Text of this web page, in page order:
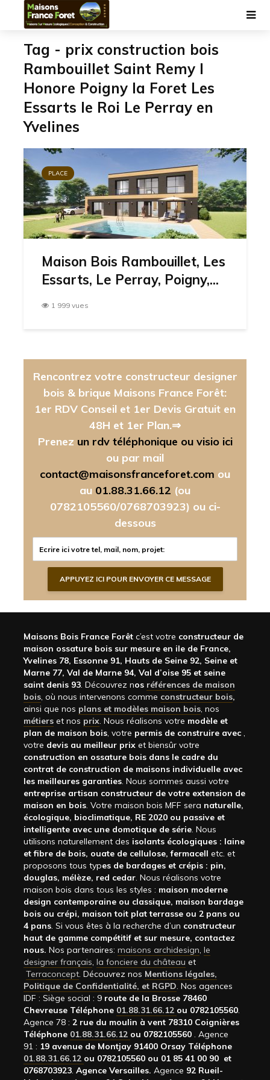
Tag - prix construction bois
Rambouillet Saint Remy l
Honore Poigny la Foret Les
Essarts le Roi Le Perray en
Yvelines
PLACE
Maison Bois Rambouillet, Les
Essarts, Le Perray, Poigny,...
1 999 vues
Rencontrez votre constructeur designer
bois & brique Maisons France Forêt:
1er RDV Conseil et 1er Devis Gratuit en
48H et 1er Plan.⇒
Prenez un rdv téléphonique ou visio ici
ou par mail
contact@maisonsfranceforet.com ou
au 01.88.31.66.12 (ou
0782105560/0768703923) ou ci-
dessous
Maisons Bois France Forêt c’est votre constructeur de
maison ossature bois sur mesure en ile de France,
Yvelines 78, Essonne 91, Hauts de Seine 92, Seine et
Marne 77, Val de Marne 94, Val d’oise 95 et seine
saint denis 93. Découvrez nos références de maison
bois, où nous intervenons comme constructeur bois,
ainsi que nos plans et modèles maison bois, nos
métiers et nos prix. Nous réalisons votre modèle et
plan de maison bois, votre permis de construire avec ,
votre devis au meilleur prix et biensûr votre
construction en ossature bois dans le cadre du
contrat de construction de maisons individuelle avec
les meilleures garanties. Nous sommes aussi votre
entreprise artisan constructeur de votre extension de
maison en bois. Votre maison bois MFF sera naturelle,
écologique, bioclimatique, RE 2020 ou passive et
intelligente avec une domotique de série. Nous
utilisons naturellement des isolants écologiques : laine
et fibre de bois, ouate de cellulose, fermacell etc. et
proposons tous types de bardages et crépis : pin,
douglas, mélèze, red cedar. Nous réalisons votre
maison bois dans tous les styles : maison moderne
design contemporaine ou classique, maison bardage
bois ou crépi, maison toit plat terrasse ou 2 pans ou
4 pans. Si vous êtes à la recherche d’un constructeur
haut de gamme compétitif et sur mesure, contactez
nous. Nos partenaires: maisons archidesign, le
designer français, la fonciere du château et
Terraconcept. Découvrez nos Mentions légales,
Politique de Confidentialité, et RGPD. Nos agences
IDF : Siège social : 9 route de la Brosse 78460
Chevreuse Téléphone 01.88.31.66.12 ou 0782105560.
Agence 78 : 2 rue du moulin à vent 78310 Coignières
Téléphone 01.88.31.66.12 ou 0782105560 . Agence
91 : 19 avenue de Montjay 91400 Orsay Téléphone
01.88.31.66.12 ou 0782105560 ou 01 85 41 00 90 et
0768703923. Agence Versailles. Agence 92 Rueil-